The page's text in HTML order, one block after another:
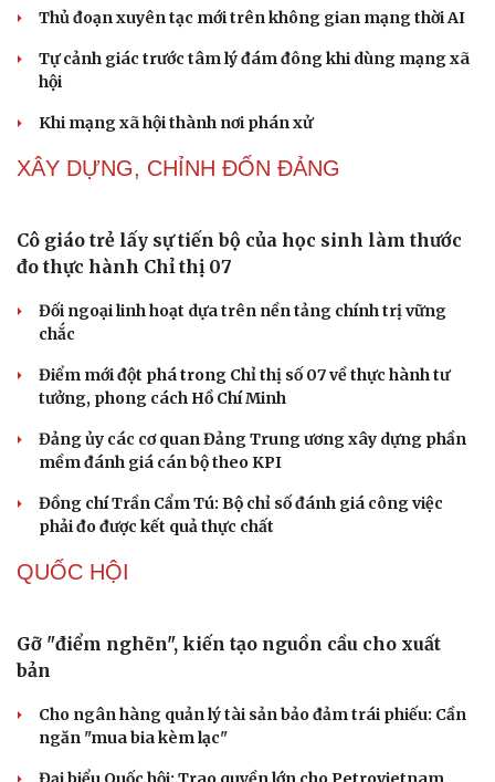
Truyện ngắn: "Bờ sông gió thổi" (Phần đầu)
Chính sách giáo dục phải được đo bằng sự tiến bộ, hạnh
phúc của học sinh
NHẬN DIỆN SỰ THẬT
chứng minh qua những số liệu cụ thể
Thực tiễn vận hành chính quyền ba cấp bác bỏ mọi luận
điệu xuyên tạc
Thủ đoạn xuyên tạc mới trên không gian mạng thời AI
Tự cảnh giác trước tâm lý đám đông khi dùng mạng xã
hội
Khi mạng xã hội thành nơi phán xử
NHẬN DIỆN SỰ THẬT
Thực tiễn vận hành chính quyền ba cấp bác bỏ mọi luận
Thủ đoạn xuyên tạc mới trên không gian mạng thời AI
Tự cảnh giác trước tâm lý đám đông khi dùng mạng xã